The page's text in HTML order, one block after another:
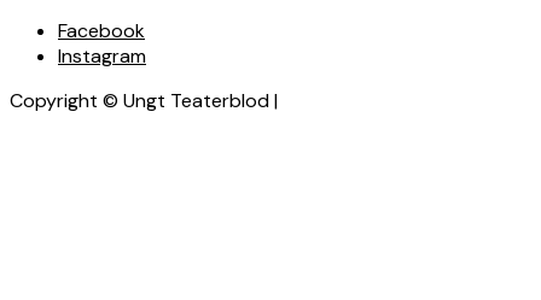
Facebook
Instagram
Copyright © Ungt Teaterblod |